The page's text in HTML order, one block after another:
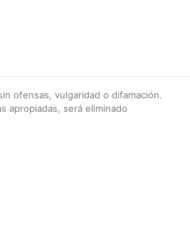
ofensas, vulgaridad o difamación.
apropiadas, será eliminado